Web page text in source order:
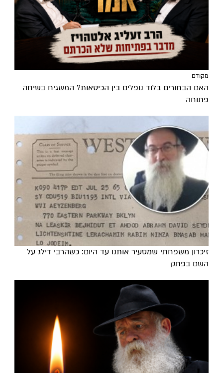
מקודם
האם הבחורים בלוד נופלים בין הכיסאות? המשגיח בשיחה
פתוחה
זיכרון משפחתי שמסעיר אותנו עד היום: כשהרבי דילג על
השם בפתק